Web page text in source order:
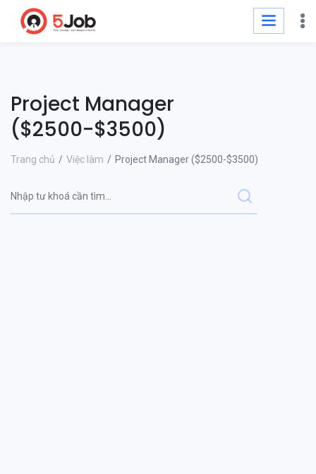
Project Manager
($2500-$3500)
Trang chủ Việc làm Project Manager ($2500-$3500)